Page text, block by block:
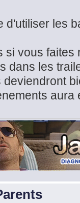
d'utiliser les
si vous faites
dans les
deviendront
aura